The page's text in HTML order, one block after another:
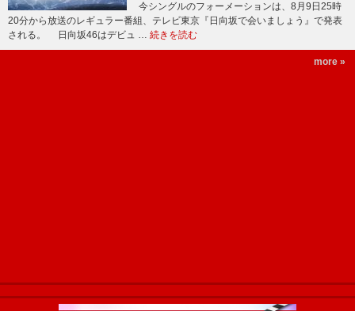
今シングルのフォーメーションは、8月9日25時
20分から放送のレギュラー番組、テレビ東京『日向坂で会いましょう』で発表
される。 日向坂46はデビュ … 続きを読む
more »